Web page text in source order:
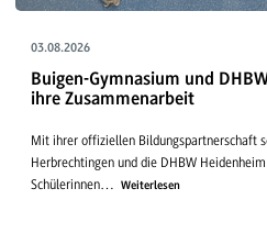
03.08.2026
Buigen-Gymnasium und
ihre Zusammenarbeit
Mit ihrer offiziellen Bildungspartnerschaft
Herbrechtingen und die DHBW
Schülerinnen…
Weiterlesen